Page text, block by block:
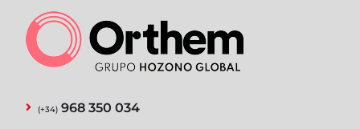
(+34) 968 350 034